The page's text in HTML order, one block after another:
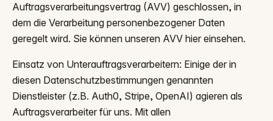
Auftragsverarbeitungsvertrag (AVV) geschlossen, in
dem die Verarbeitung personenbezogener Daten
geregelt wird. Sie können unseren AVV hier einsehen.
Einsatz von Unterauftragsverarbeitern: Einige der in
diesen Datenschutzbestimmungen genannten
Dienstleister (z.B. Auth0, Stripe, OpenAI) agieren als
Auftragsverarbeiter für uns. Mit allen